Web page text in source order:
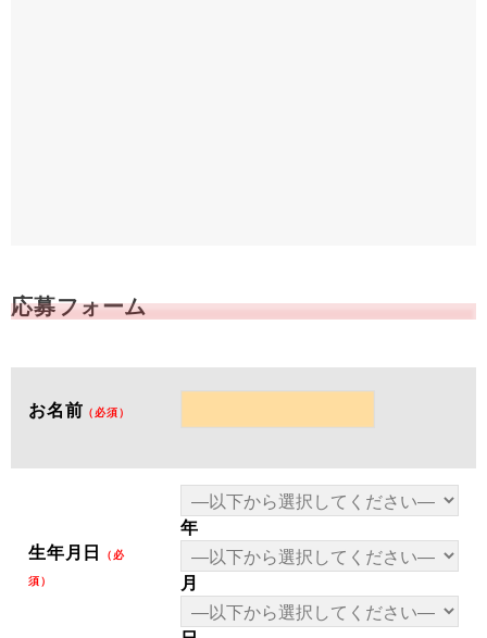
応募フォーム
お名前 （必須）
生年月日 （必
須）
年
月